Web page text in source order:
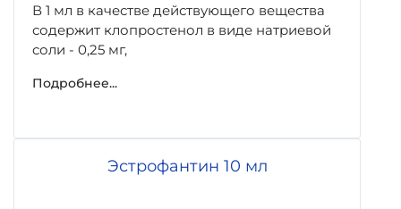
В 1 мл в качестве действующего вещества
содержит клопростенол в виде натриевой
соли - 0,25 мг,
Подробнее...
Эстрофантин 10 мл